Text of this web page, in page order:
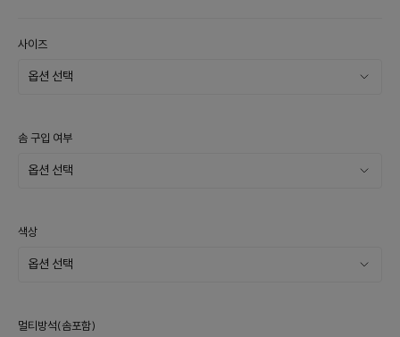
사이즈
솜 구입 여부
색상
멀티방석(솜포함)